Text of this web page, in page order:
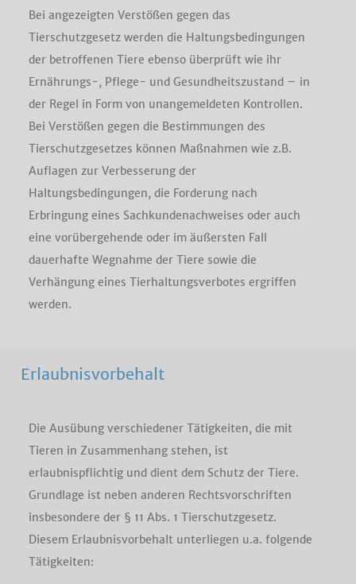
Bei angezeigten Verstößen gegen das
Tierschutzgesetz werden die Haltungsbedingungen
der betroffenen Tiere ebenso überprüft wie ihr
Ernährungs-, Pflege- und Gesundheitszustand – in
der Regel in Form von unangemeldeten Kontrollen.
Bei Verstößen gegen die Bestimmungen des
Tierschutzgesetzes können Maßnahmen wie z.B.
Auflagen zur Verbesserung der
Haltungsbedingungen, die Forderung nach
Erbringung eines Sachkundenachweises oder auch
eine vorübergehende oder im äußersten Fall
dauerhafte Wegnahme der Tiere sowie die
Verhängung eines Tierhaltungsverbotes ergriffen
werden.
Erlaubnisvorbehalt
Die Ausübung verschiedener Tätigkeiten, die mit
Tieren in Zusammenhang stehen, ist
erlaubnispflichtig und dient dem Schutz der Tiere.
Grundlage ist neben anderen Rechtsvorschriften
insbesondere der § 11 Abs. 1 Tierschutzgesetz.
Diesem Erlaubnisvorbehalt unterliegen u.a. folgende
Tätigkeiten: